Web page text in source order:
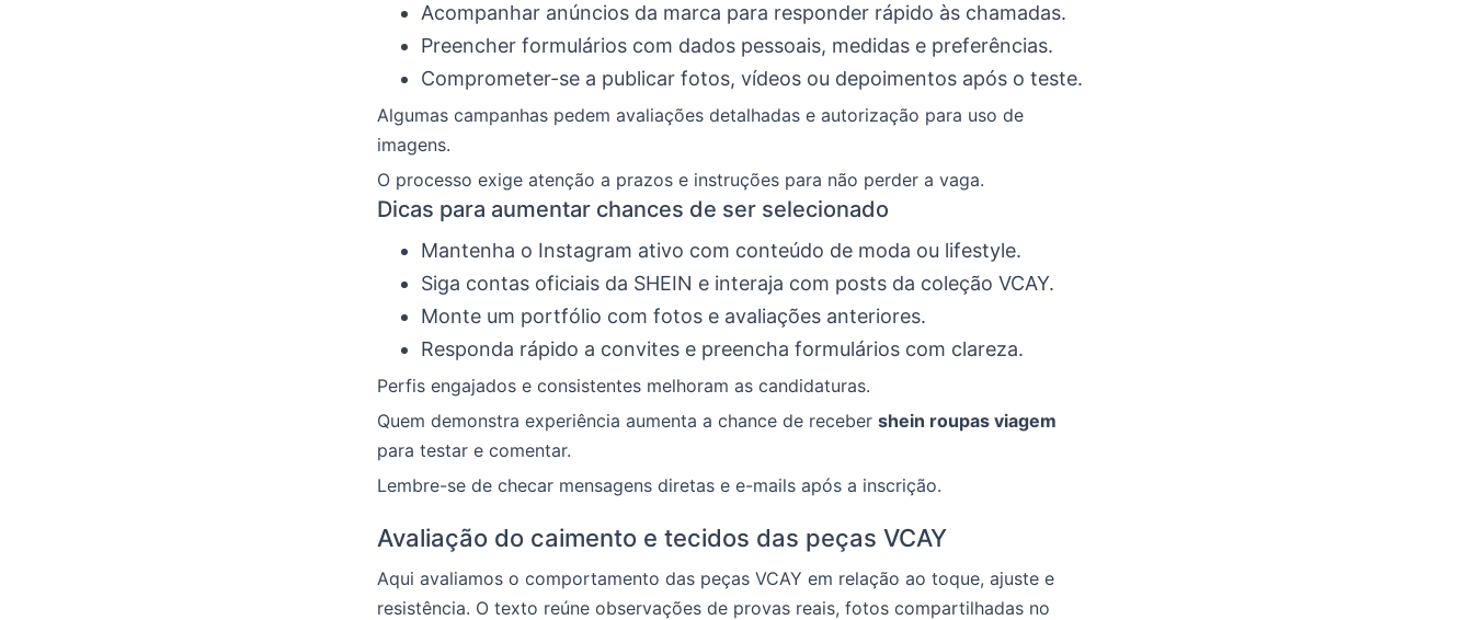
Acompanhar anúncios da marca para responder rápido às chamadas.
Preencher formulários com dados pessoais, medidas e preferências.
Comprometer-se a publicar fotos, vídeos ou depoimentos após o teste.
Algumas campanhas pedem avaliações detalhadas e autorização para uso de
imagens.
O processo exige atenção a prazos e instruções para não perder a vaga.
Dicas para aumentar chances de ser selecionado
Mantenha o Instagram ativo com conteúdo de moda ou lifestyle.
Siga contas oficiais da SHEIN e interaja com posts da coleção VCAY.
Monte um portfólio com fotos e avaliações anteriores.
Responda rápido a convites e preencha formulários com clareza.
Perfis engajados e consistentes melhoram as candidaturas.
Quem demonstra experiência aumenta a chance de receber shein roupas viagem
para testar e comentar.
Lembre-se de checar mensagens diretas e e-mails após a inscrição.
Avaliação do caimento e tecidos das peças VCAY
Aqui avaliamos o comportamento das peças VCAY em relação ao toque, ajuste e
resistência. O texto reúne observações de provas reais, fotos compartilhadas no